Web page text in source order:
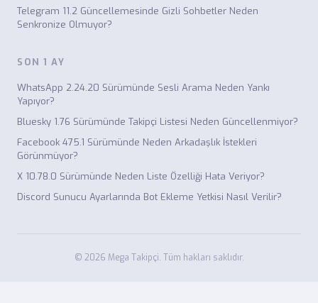
Telegram 11.2 Güncellemesinde Gizli Sohbetler Neden
Senkronize Olmuyor?
SON 1 AY
WhatsApp 2.24.20 Sürümünde Sesli Arama Neden Yankı
Yapıyor?
Bluesky 1.76 Sürümünde Takipçi Listesi Neden Güncellenmiyor?
Facebook 475.1 Sürümünde Neden Arkadaşlık İstekleri
Görünmüyor?
X 10.78.0 Sürümünde Neden Liste Özelliği Hata Veriyor?
Discord Sunucu Ayarlarında Bot Ekleme Yetkisi Nasıl Verilir?
© 2026 Mega Takipçi. Tüm hakları saklıdır.